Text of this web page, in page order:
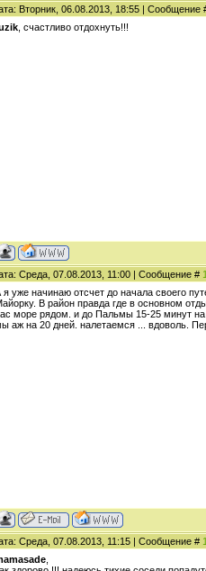
Вторник, 06.08.2013, 18:55 | Сообщение
, счастливо отдохнуть!!!
Среда, 07.08.2013, 11:00 | Сообщение #
я уже начинаю отсчет до начала своего
В район правда где в основном
море рядом. и до Пальмы 15-25 минут на
аж на 20 дней. налетаемся ... вдоволь.
Среда, 07.08.2013, 11:15 | Сообщение #